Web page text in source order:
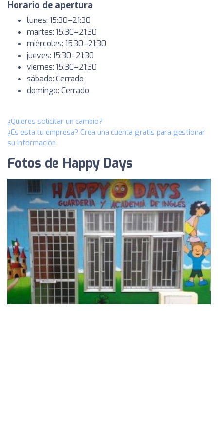
Horario de apertura
lunes: 15:30–21:30
martes: 15:30–21:30
miércoles: 15:30–21:30
jueves: 15:30–21:30
viernes: 15:30–21:30
sábado: Cerrado
domingo: Cerrado
¿Quieres solicitar un cambio?
¿Es esta tu empresa? Crea una cuenta gratis para gestionar
su información
Fotos de Happy Days